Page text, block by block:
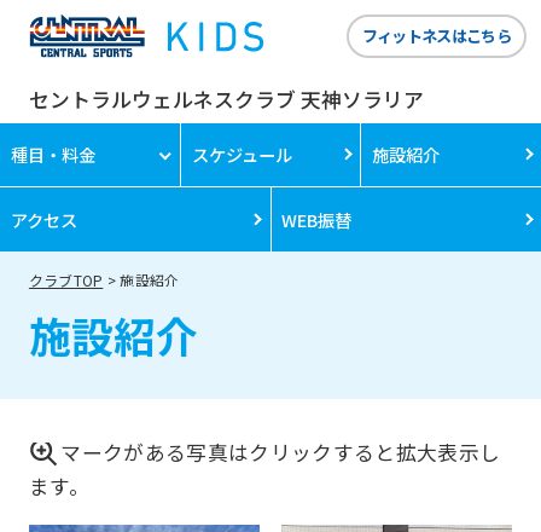
セントラルウェルネスクラブ 天神ソラリア
フィットネスはこちら
種目・料金 スケジュール 施設紹介
アクセス WEB振替
クラブTOP 施設紹介
施設紹介
マークがある写真はクリックすると拡大表示し
ます。